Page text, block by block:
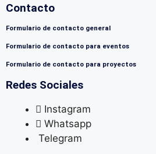
Contacto
Formulario de contacto general
Formulario de contacto para eventos
Formulario de contacto para proyectos
Redes Sociales
Instagram
Whatsapp
Telegram